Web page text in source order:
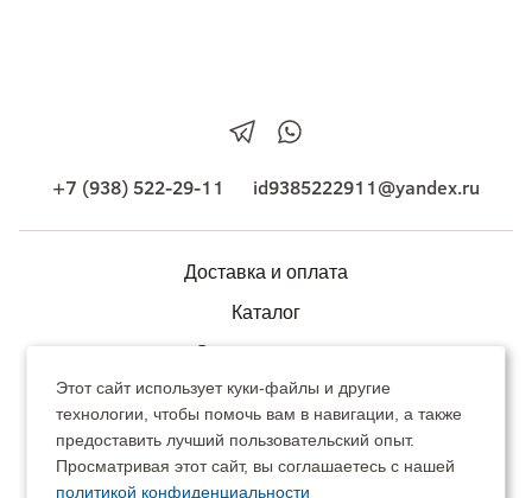
+7 (938) 522-29-11 id9385222911@yandex.ru
Доставка и оплата
Каталог
Сотрудничество
Контакты
О питомнике
Питомник декоративных растений
Этот сайт использует куки-файлы и другие
технологии, чтобы помочь вам в навигации, а также
предоставить лучший пользовательский опыт.
Просматривая этот сайт, вы соглашаетесь с нашей
политикой конфиденциальности